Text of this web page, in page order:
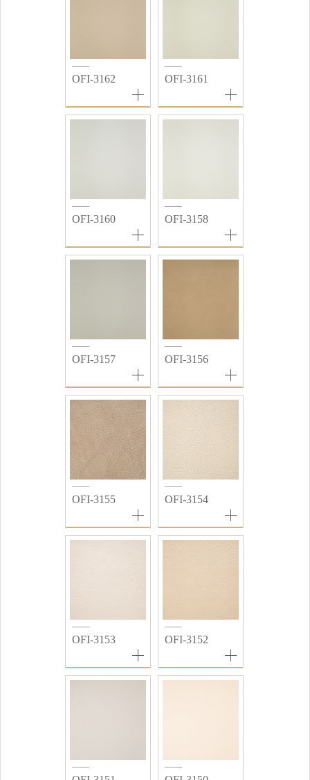
OFI-3162 OFI-3161
OFI-3160 OFI-3158
OFI-3157 OFI-3156
OFI-3155 OFI-3154
OFI-3153 OFI-3152